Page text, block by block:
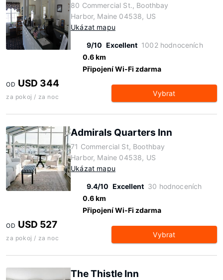
80 Commercial St., Boothbay
Harbor, Maine 04538, US
Ukázat mapu
9/10 Excellent 1002 hodnoceních
0.6 km
Připojení Wi-Fi zdarma
OD USD 344
za pokoj / za noc Vybrat
Admirals Quarters Inn
71 Commercial St, Boothbay
Harbor, Maine 04538, US
Ukázat mapu
9.4/10 Excellent 30 hodnoceních
0.6 km
Připojení Wi-Fi zdarma
OD USD 527
za pokoj / za noc Vybrat
The Thistle Inn